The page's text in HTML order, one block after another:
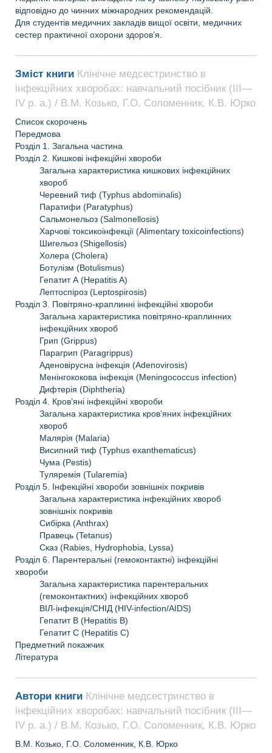
відповідно до чинних міжнародних рекомендацій.
Для студентів медичних закладів вищої освіти, медичних
сестер практичної охорони здоров’я.
Зміст книги Клінічне медсестринство в
інфекційних хворобах: навчальний посібник (ІІІ—
IV р. а.) / В.М. Козько, Г.О. Соломенник, К.В. Юрко
Список скорочень
Передмова
Розділ 1. Загальна частина
Розділ 2. Кишкові інфекційні хвороби
Загальна характеристика кишкових інфекційних
хвороб
Черевний тиф (Typhus abdominalis)
Паратифи (Paratyphus)
Сальмонельоз (Salmonellosis)
Харчові токсикоінфекції (Alimentary toxicoinfections)
Шигельоз (Shigellosis)
Холера (Cholera)
Ботулізм (Botulismus)
Гепатит А (Hepatitis A)
Лептоспіроз (Leptospirosis)
Розділ 3. Повітряно-краплинні інфекційні хвороби
Загальна характеристика повітряно-краплинних
інфекційних хвороб
Грип (Grippus)
Парагрип (Paragrippus)
Аденовірусна інфекція (Adenovirosis)
Менінгококова інфекція (Meningococcus infection)
Дифтерія (Diphtheria)
Розділ 4. Кров’яні інфекційні хвороби
Загальна характеристика кров’яних інфекційних
хвороб
Малярія (Malaria)
Висипний тиф (Typhus exanthematicus)
Чума (Pestis)
Туляремія (Tularemia)
Розділ 5. Інфекційні хвороби зовнішніх покривів
Загальна характеристика інфекційних хвороб
зовнішніх покривів
Сибірка (Anthrax)
Правець (Tetanus)
Сказ (Rabies, Hydrophobia, Lyssa)
Розділ 6. Парентеральні (гемоконтактні) інфекційні
хвороби
Загальна характеристика парентеральних
(гемоконтактних) інфекційних хвороб
ВІЛ-інфекція/СНІД (HIV-infection/AIDS)
Гепатит В (Hepatitis B)
Гепатит С (Hepatitis C)
Предметний покажчик
Література
Автори книги Клінічне медсестринство в
інфекційних хворобах: навчальний посібник (ІІІ—
IV р. а.) / В.М. Козько, Г.О. Соломенник, К.В. Юрко
В.М. Козько, Г.О. Соломенник, К.В. Юрко